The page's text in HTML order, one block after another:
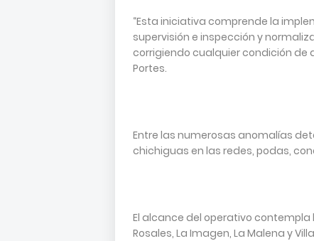
“Esta iniciativa comprende la
supervisión e inspección y
corrigiendo cualquier condición de
Portes.
Entre las numerosas anomalías
chichiguas en las redes, podas,
El alcance del operativo
Rosales, La Imagen, La Malena y